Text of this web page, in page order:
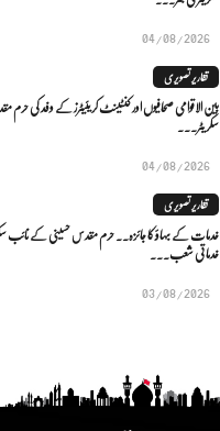
04/08/2026
تقاریر تصویری
بین الاقوامی صحافیوں اور کنٹینٹ کریئیٹرز کے وفد کی
سکریٹر...
04/08/2026
تقاریر تصویری
خدمات کے بہاؤ کا جائزہ.. حرم مقدس حسینی کے نائب
خدماتی شعب...
03/08/2026